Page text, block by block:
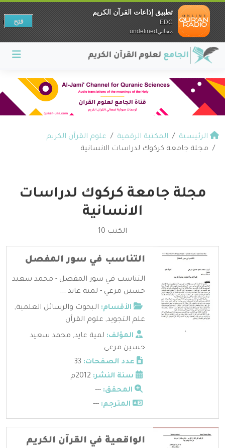
الرئيسية المكتبة الرقمية
علوم القرآن الكريم
مجلة جامعة كركوك لدراسات الانسانية
مجلة جامعة كركوك لدراسات
الانسانية
الكتب 10
التناسب في سور المفصل
التناسب في سور المفصل - محمد سعيد
حسين مرعي - لمية عايد ...
الأقسام: البحوث والرسائل العلمية,
علم التجويد, علوم القرآن
المؤلف: لمية عايد, محمد سعيد
حسين مرعي
عدد الصفحات:
سنة النشر:
المحقق: ---
المترجم: ---
الواقعية في القرآن الكريم
تطبيق إذاعات القرآن الكريم
EDC
مجانيundefined
فتح